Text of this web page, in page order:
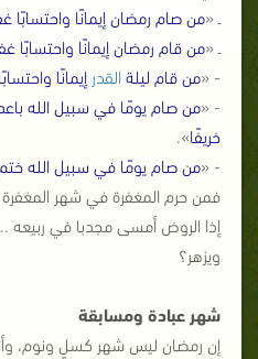
ـ «من صام رمضان إيمانًا واحتسابًا
ـ «من قام رمضان إيمانًا واحتسابًا
- «من قام ليلة القدر إيمانًا
- «من صام يومًا في سبيل الله باعد
خريفًا».
- «من صام يومًا في سبيل الله
فمن حرم المغفرة في شهر المغفرة
إذا الروض أمسى مجدبا في
ويزهر؟
شهر عبادة ومسابقة
إن رمضان ليس شهر كسلٍ ونوم،